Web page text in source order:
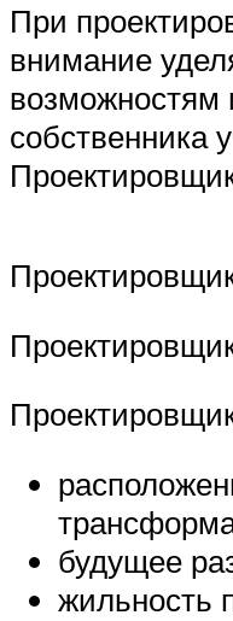
При
внимание
возможностям
собственника
будущее
жильность